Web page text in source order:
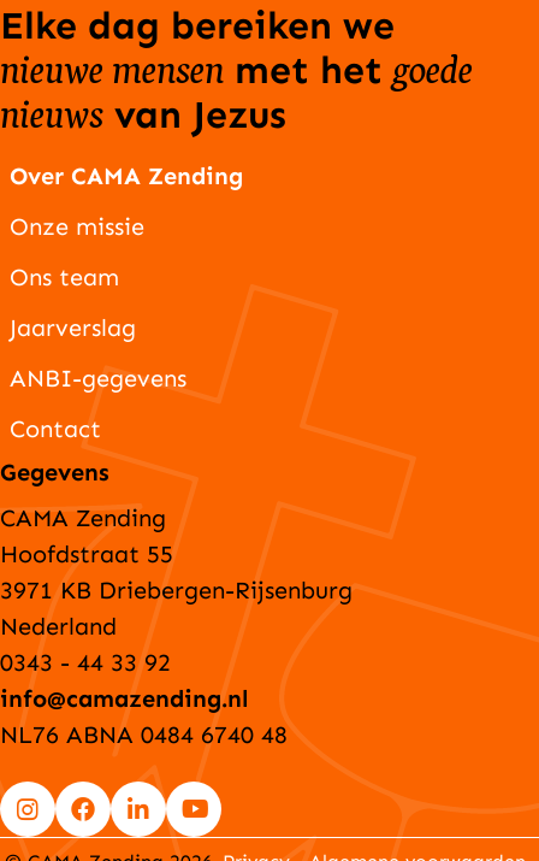
Elke dag bereiken we
nieuwe mensen met het goede
nieuws van Jezus
Over CAMA Zending
Onze missie
Ons team
Jaarverslag
ANBI-gegevens
Contact
Gegevens
CAMA Zending
Hoofdstraat 55
3971 KB Driebergen-Rijsenburg
Nederland
0343 - 44 33 92
info@camazending.nl
NL76 ABNA 0484 6740 48
Go Go Go Go